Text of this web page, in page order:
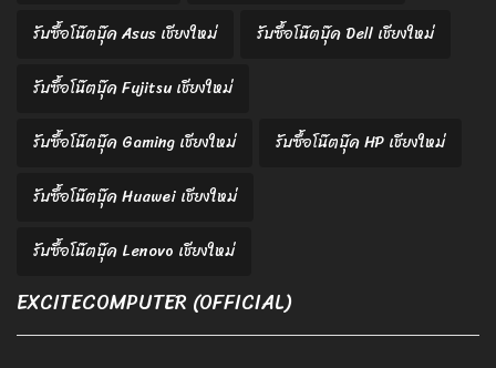
รับซื้อโน๊ตบุ๊ค Asus เชียงใหม่
รับซื้อโน๊ตบุ๊ค Dell เชียงใหม่
รับซื้อโน๊ตบุ๊ค Fujitsu เชียงใหม่
รับซื้อโน๊ตบุ๊ค Gaming เชียงใหม่
รับซื้อโน๊ตบุ๊ค HP เชียงใหม่
รับซื้อโน๊ตบุ๊ค Huawei เชียงใหม่
รับซื้อโน๊ตบุ๊ค Lenovo เชียงใหม่
EXCITECOMPUTER (OFFICIAL)